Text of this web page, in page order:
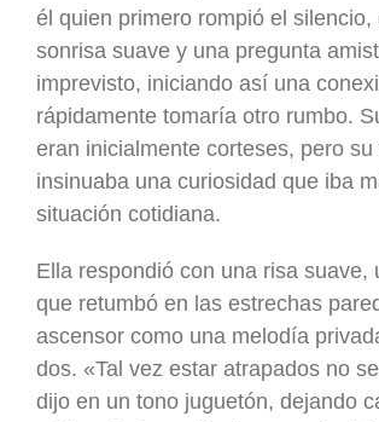
él quien primero rompió el silencio,
sonrisa suave y una pregunta
imprevisto, iniciando así una
rápidamente tomaría otro rumbo.
eran inicialmente corteses, pero su
insinuaba una curiosidad que iba
situación cotidiana.
Ella respondió con una risa suave,
que retumbó en las estrechas
ascensor como una melodía
dos. «Tal vez estar atrapados no
dijo en un tono juguetón, dejando